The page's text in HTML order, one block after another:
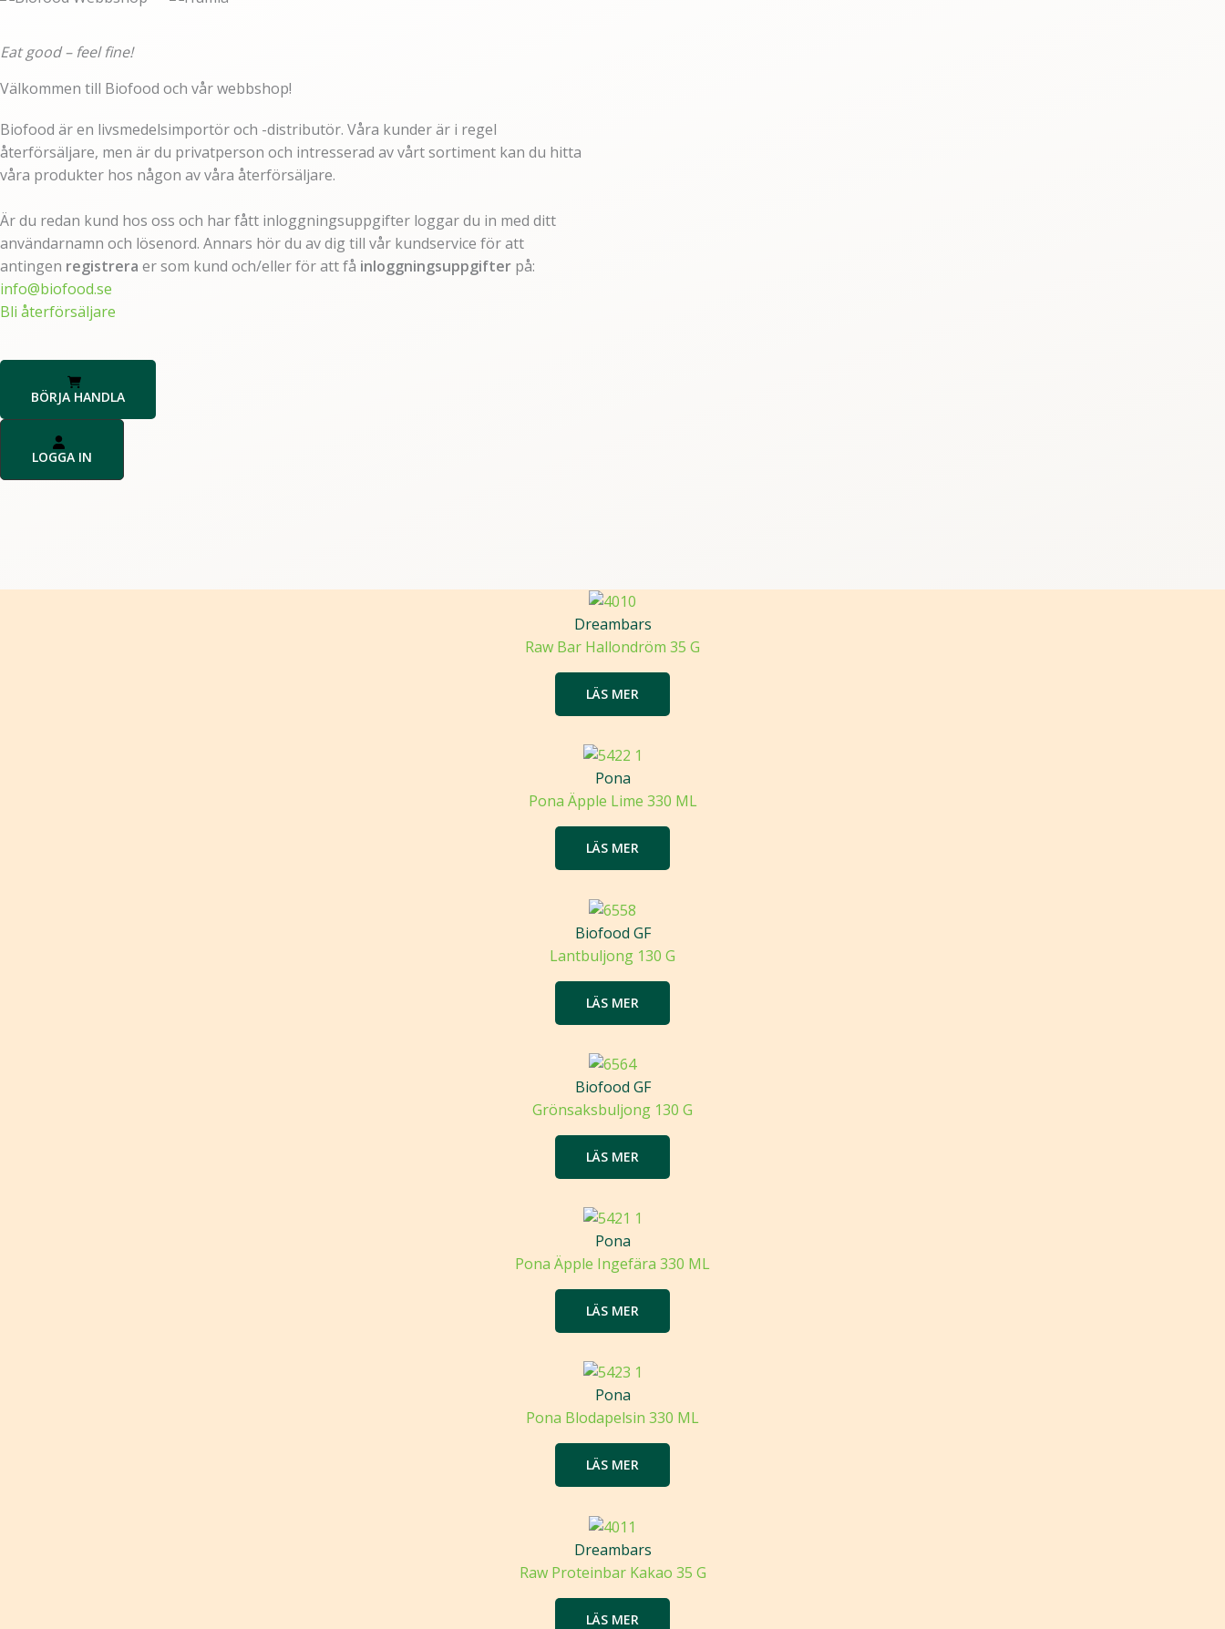
Eat good – feel fine!
Välkommen till Biofood och vår webbshop!
Biofood är en livsmedelsimportör och -distributör. Våra kunder är i regel
återförsäljare, men är du privatperson och intresserad av vårt sortiment kan du hitta
våra produkter hos någon av våra återförsäljare.
Är du redan kund hos oss och har fått inloggningsuppgifter loggar du in med ditt
användarnamn och lösenord. Annars hör du av dig till vår kundservice för att
antingen registrera er som kund och/eller för att få inloggningsuppgifter på:
info@biofood.se
Bli återförsäljare
BÖRJA HANDLA
LOGGA IN
Dreambars
Raw Bar Hallondröm 35 G
LÄS MER
Pona
Pona Äpple Lime 330 ML
LÄS MER
Biofood GF
Lantbuljong 130 G
LÄS MER
Biofood GF
Grönsaksbuljong 130 G
LÄS MER
Pona
Pona Äpple Ingefära 330 ML
LÄS MER
Pona
Pona Blodapelsin 330 ML
LÄS MER
Dreambars
Raw Proteinbar Kakao 35 G
LÄS MER